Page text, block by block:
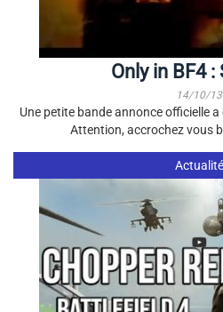
Only in BF4 :
14/10/13
Une petite bande annonce officielle
Attention, accrochez vous